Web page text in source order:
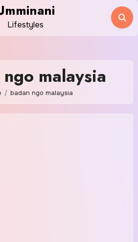
Lifestyles
malaysia
badan ngo malaysia